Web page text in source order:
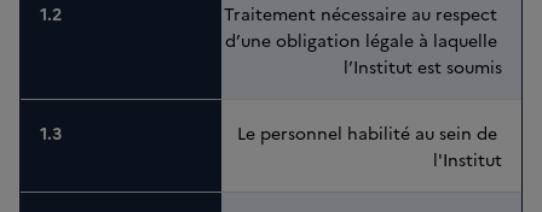
Traitement nécessaire au respect
d’une obligation légale à laquelle
l’Institut est soumis
Le personnel habilité au sein de
l'Institut